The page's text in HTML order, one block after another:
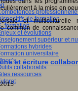
de formation
formation
et évolutions
supérieur et
hybrides
universitaire
collaboratifs
ressources
à la mise en
et
commun de
et écriture